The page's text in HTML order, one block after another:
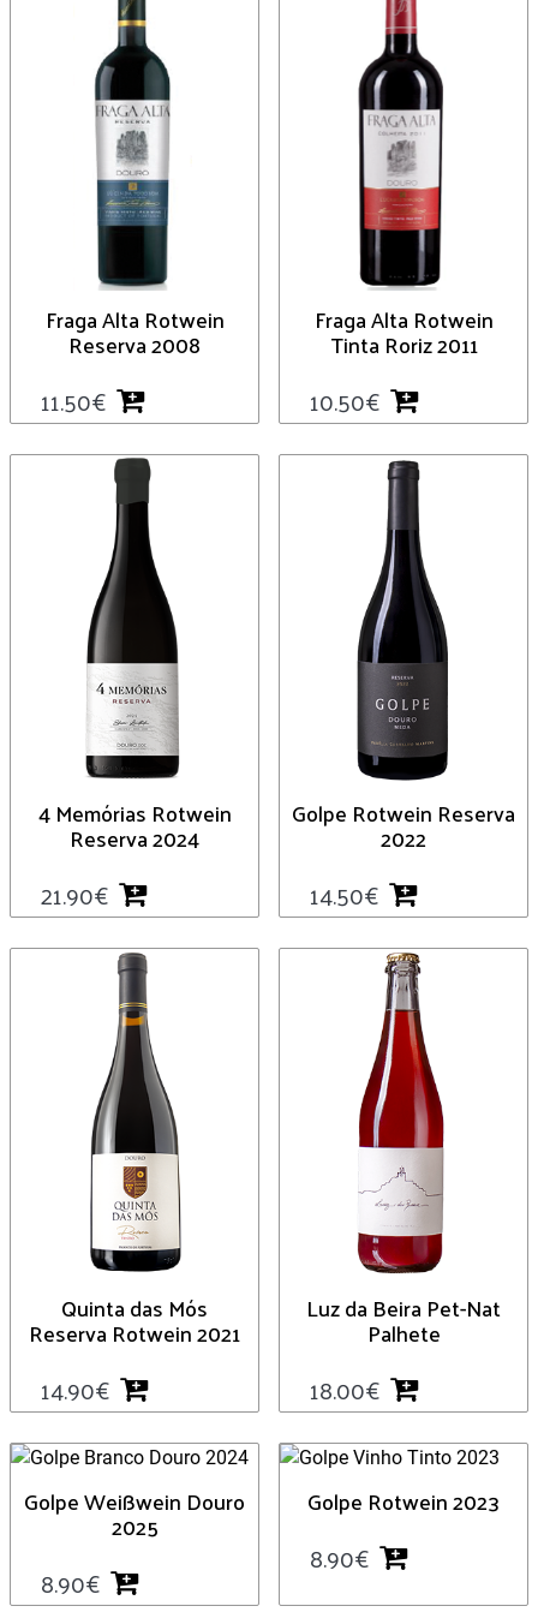
Fraga Alta Rotwein
Reserva 2008
11.50€
Fraga Alta Rotwein
Tinta Roriz 2011
10.50€
4 Memórias Rotwein
Reserva 2024
21.90€
Golpe Rotwein Reserva
2022
14.50€
Quinta das Mós
Reserva Rotwein 2021
14.90€
Luz da Beira Pet-Nat
Palhete
18.00€
Golpe Weißwein Douro
2025
8.90€
Golpe Rotwein 2023
8.90€